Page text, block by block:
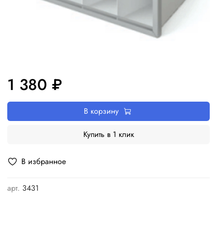
В избранное
арт. 3431
1 380 ₽
В корзину
Купить в 1 клик